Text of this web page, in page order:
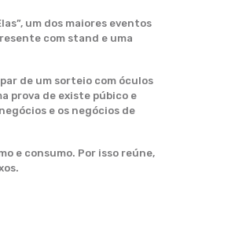
um dos maiores eventos
com stand e uma
de um sorteio com óculos
prova de existe púbico e
e os negócios de
e consumo. Por isso reúne,